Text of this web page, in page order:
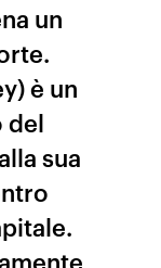
un
è un
del
sua